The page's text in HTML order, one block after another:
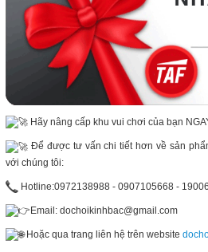
Hãy nâng cấp khu vui chơi của bạn
Để được tư vấn chi tiết hơn về sản
với chúng tôi:
Hotline:0972138988 - 0907105668 -
Email: dochoikinhbac@gmail.com
Hoặc qua trang liên hệ trên website